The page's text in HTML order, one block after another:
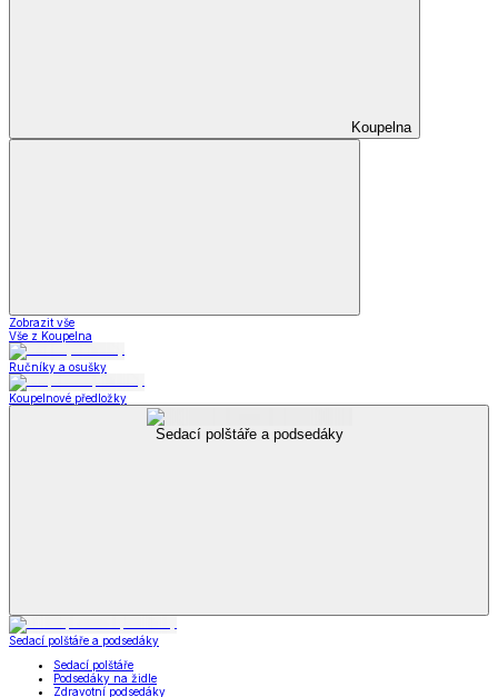
Koupelna
Zobrazit vše
Vše z Koupelna
Ručníky a osušky
Koupelnové předložky
Sedací polštáře a podsedáky
Sedací polštáře a podsedáky
Sedací polštáře
Podsedáky na židle
Zdravotní podsedáky